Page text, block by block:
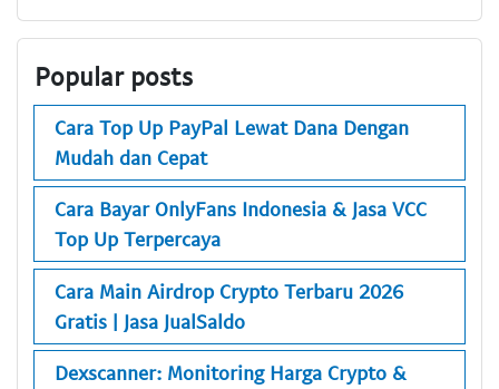
Popular posts
Cara Top Up PayPal Lewat Dana Dengan
Mudah dan Cepat
Cara Bayar OnlyFans Indonesia & Jasa VCC
Top Up Terpercaya
Cara Main Airdrop Crypto Terbaru 2026
Gratis | Jasa JualSaldo
Dexscanner: Monitoring Harga Crypto &